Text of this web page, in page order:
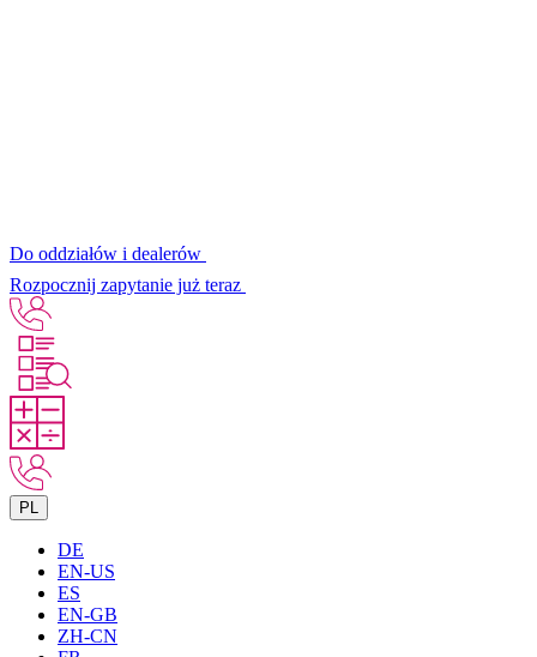
Do oddziałów i dealerów
Rozpocznij zapytanie już teraz
PL
DE
EN-US
ES
EN-GB
ZH-CN